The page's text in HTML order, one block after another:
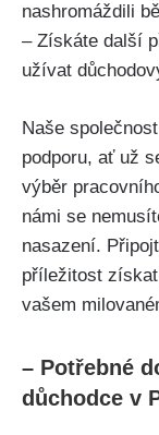
nashromáždili
– Získáte další
užívat
Naše
podporu, ať už
výběr
námi se
nasazení.
příležitost
vašem
– Potřebné
důchodce v